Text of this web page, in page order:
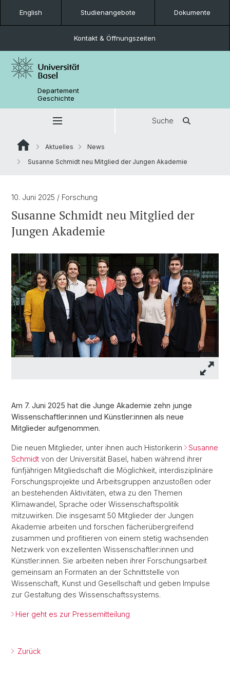
English Studienangebote Dokumente
Kontakt & Öffnungszeiten
Departement
Geschichte
Suche
Aktuelles
News
Susanne Schmidt neu Mitglied der Jungen Akademie
10. Juni 2025 / Forschung
Susanne Schmidt neu Mitglied der
Jungen Akademie
Am 7. Juni 2025 hat die Junge Akademie zehn junge
Wissenschaftler:innen und Künstler:innen als neue
Mitglieder aufgenommen.
Die neuen Mitglieder, unter ihnen auch Historikerin
Susanne
Schmidt von der Universität Basel, haben während ihrer
fünfjährigen Mitgliedschaft die Möglichkeit, interdisziplinäre
Forschungsprojekte und Arbeitsgruppen anzustoßen oder
an bestehenden Aktivitäten, etwa zu den Themen
Klimawandel, Sprache oder Wissenschaftspolitik
mitzuwirken. Die insgesamt 50 Mitglieder der Jungen
Akademie arbeiten und forschen fächerübergreifend
zusammen und profitieren von einem stetig wachsenden
Netzwerk von exzellenten Wissenschaftler:innen und
Künstler:innen. Sie arbeiten neben ihrer Forschungsarbeit
gemeinsam an Formaten an der Schnittstelle von
Wissenschaft, Kunst und Gesellschaft und geben Impulse
zur Gestaltung des Wissenschaftssystems.
Hier geht es zur Pressemitteilung
Zurück